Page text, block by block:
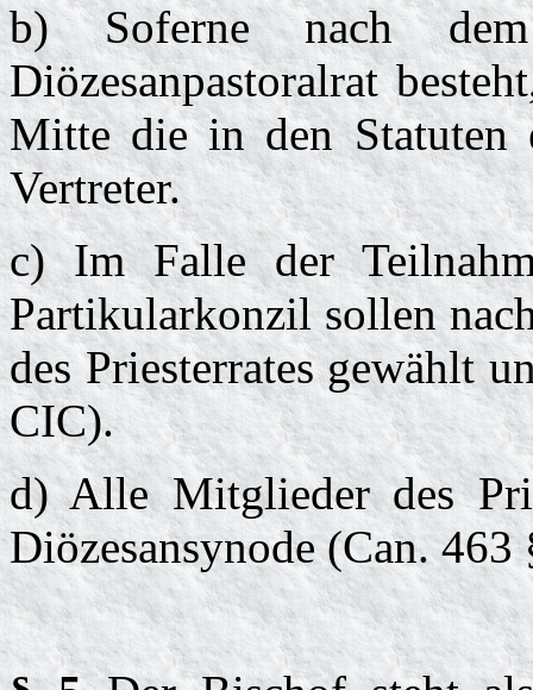
b) Soferne nach
Diözesanpastoralrat
Mitte die in den Statuten
Vertreter.
c) Im Falle der
Partikularkonzil sollen
des Priesterrates gewählt
CIC).
d) Alle Mitglieder des
Diözesansynode (Can.